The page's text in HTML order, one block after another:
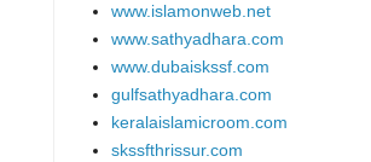
www.islamonweb.net
www.sathyadhara.com
www.dubaiskssf.com
gulfsathyadhara.com
keralaislamicroom.com
skssfthrissur.com